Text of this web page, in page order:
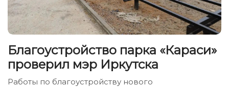
Благоустройство парка «Караси»
проверил мэр Иркутска
Работы по благоустройству нового